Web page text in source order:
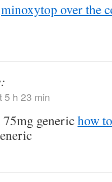
minoxytop over the
5 h 23 min
generichow